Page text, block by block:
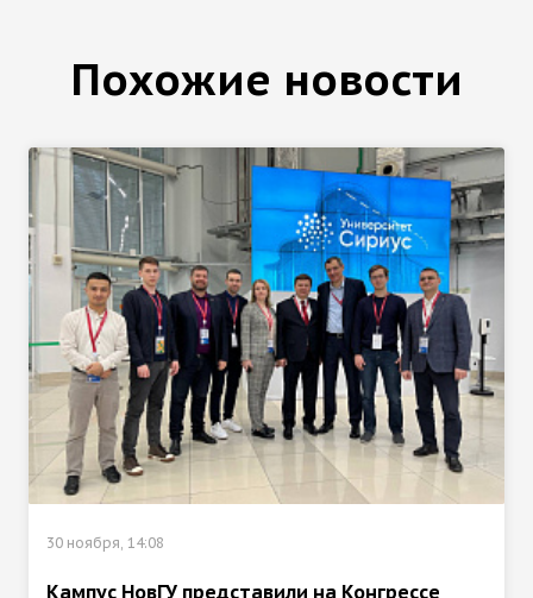
Похожие новости
30 ноября, 14:08
Кампус НовГУ представили на Конгрессе